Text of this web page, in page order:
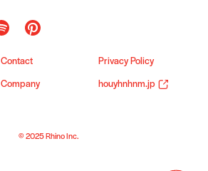
Contact Privacy Policy
Company houyhnhnm.jp
© 2025 Rhino Inc.